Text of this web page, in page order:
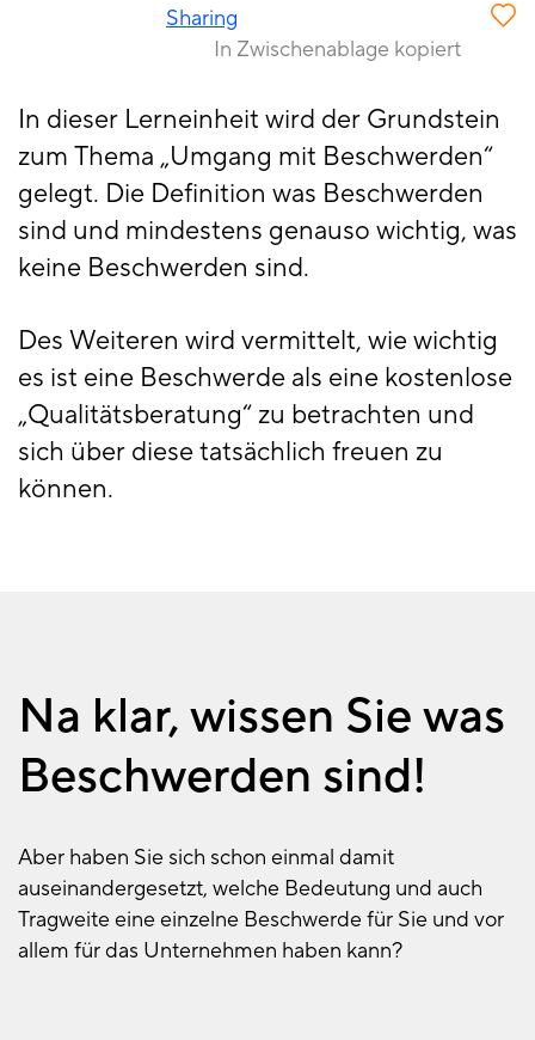
Sharing
In Zwischenablage kopiert
In dieser Lerneinheit wird der Grundstein
zum Thema „Umgang mit Beschwerden“
gelegt. Die Definition was Beschwerden
sind und mindestens genauso wichtig, was
keine Beschwerden sind.
Des Weiteren wird vermittelt, wie wichtig
es ist eine Beschwerde als eine kostenlose
„Qualitätsberatung“ zu betrachten und
sich über diese tatsächlich freuen zu
können.
Na klar, wissen Sie was
Beschwerden sind!
Aber haben Sie sich schon einmal damit
auseinandergesetzt, welche Bedeutung und auch
Tragweite eine einzelne Beschwerde für Sie und vor
allem für das Unternehmen haben kann?